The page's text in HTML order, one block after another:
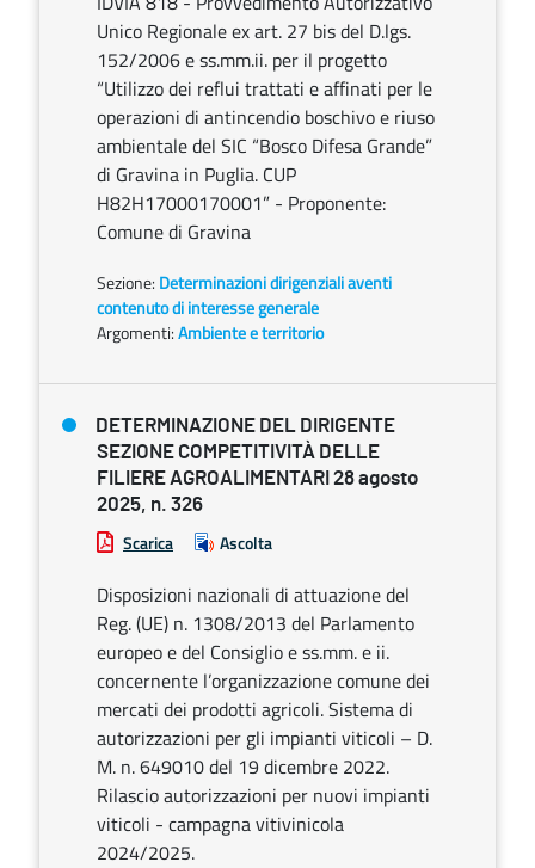
Unico Regionale ex art. 27 bis del D.lgs.
152/2006 e ss.mm.ii. per il progetto
“Utilizzo dei reflui trattati e affinati per le
operazioni di antincendio boschivo e riuso
ambientale del SIC “Bosco Difesa Grande”
di Gravina in Puglia. CUP
H82H17000170001” - Proponente:
Comune di Gravina
Sezione: Determinazioni dirigenziali aventi
contenuto di interesse generale
Argomenti:Ambiente e territorio
DETERMINAZIONE DEL DIRIGENTE
SEZIONE COMPETITIVITÀ DELLE
FILIERE AGROALIMENTARI 28 agosto
2025, n. 326
Scarica Ascolta
Disposizioni nazionali di attuazione del
Reg. (UE) n. 1308/2013 del Parlamento
europeo e del Consiglio e ss.mm. e ii.
concernente l’organizzazione comune dei
mercati dei prodotti agricoli. Sistema di
autorizzazioni per gli impianti viticoli – D.
M. n. 649010 del 19 dicembre 2022.
Rilascio autorizzazioni per nuovi impianti
viticoli - campagna vitivinicola
2024/2025.